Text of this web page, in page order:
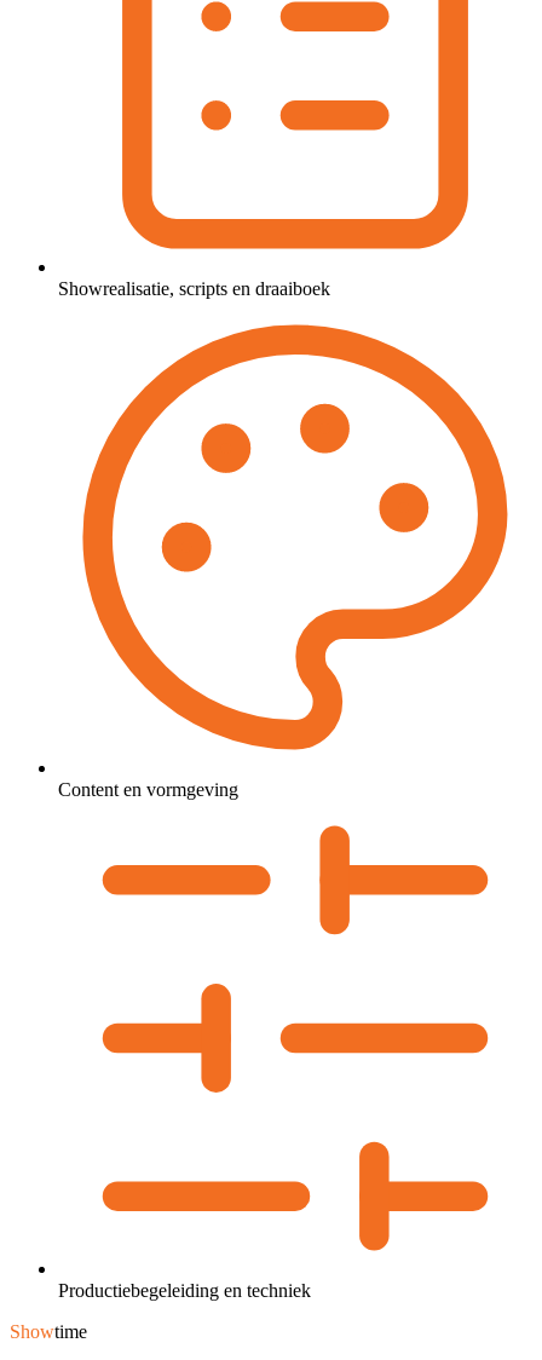
Showrealisatie, scripts en draaiboek
Content en vormgeving
Productiebegeleiding en techniek
Showtime